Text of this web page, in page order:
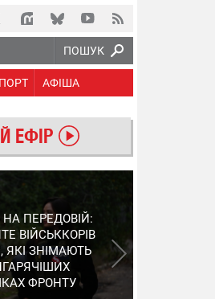
ПОШУК
АФІША
ЕФІР
ВОРОЖИМ
ТА FPV: ЯК
STEP-3
ГРИ –
ПРО
ПЕРЕДОВІЙ:
ВІЙСЬККОРІВ
ЯКІ ЗНІМАЮТЬ
ФРОНТУ